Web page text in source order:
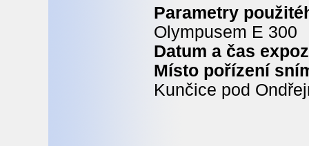
Parametry
Olympusem E 300
Datum a čas
Místo pořízení
Kunčice pod